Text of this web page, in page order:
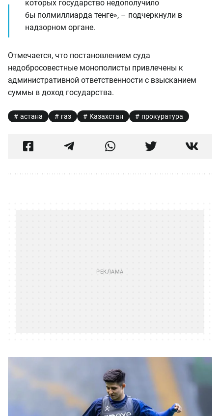
которых государство недополучило
бы полмиллиарда тенге», – подчеркнули в
надзорном органе.
Отмечается, что постановлением суда
недобросовестные монополисты привлечены к
административной ответственности с взысканием
суммы в доход государства.
астана газ Казахстан прокуратура